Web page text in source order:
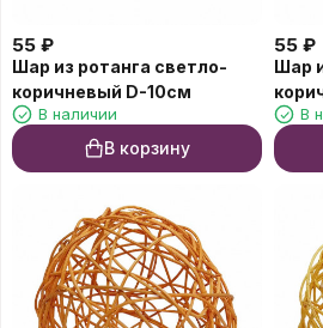
55 ₽
Шар из ротанга светло-
коричневый D-10см
В наличии
В корзину
55 ₽
Шар
В